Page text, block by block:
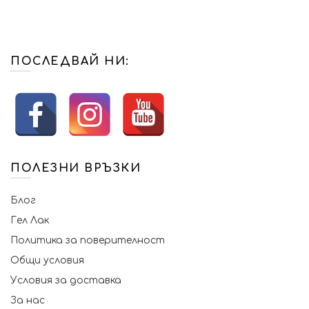
ПОСЛЕДВАЙ НИ:
ПОЛЕЗНИ ВРЪЗКИ
Блог
Гел Лак
Политика за поверителност
Общи условия
Условия за доставка
За нас